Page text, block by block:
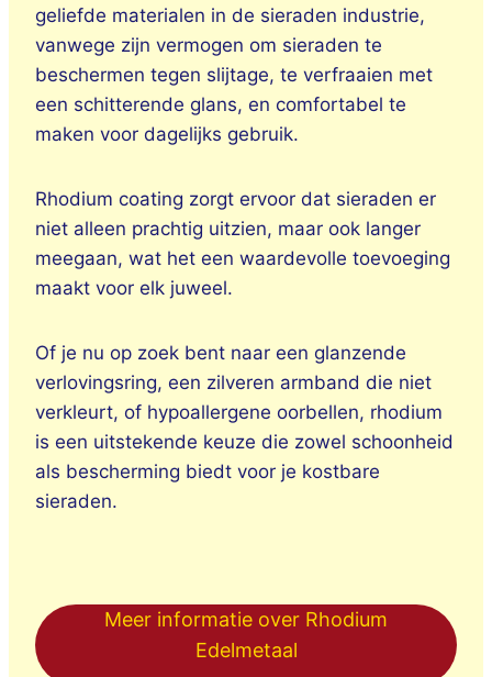
geliefde materialen in de sieraden industrie,
vanwege zijn vermogen om sieraden te
beschermen tegen slijtage, te verfraaien met
een schitterende glans, en comfortabel te
maken voor dagelijks gebruik.
Rhodium coating zorgt ervoor dat sieraden er
niet alleen prachtig uitzien, maar ook langer
meegaan, wat het een waardevolle toevoeging
maakt voor elk juweel.
Of je nu op zoek bent naar een glanzende
verlovingsring, een zilveren armband die niet
verkleurt, of hypoallergene oorbellen, rhodium
is een uitstekende keuze die zowel schoonheid
als bescherming biedt voor je kostbare
sieraden.
Meer informatie over Rhodium
Edelmetaal